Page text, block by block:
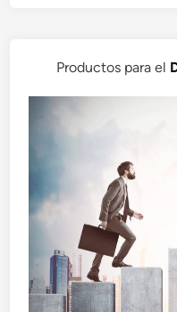
Productos para el